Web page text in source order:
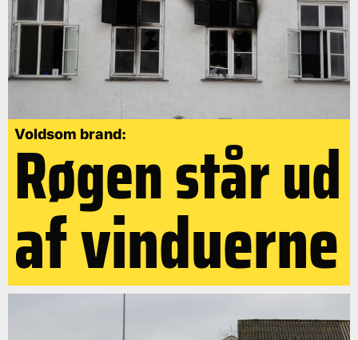
Voldsom brand:
Røgen står ud
af vinduerne